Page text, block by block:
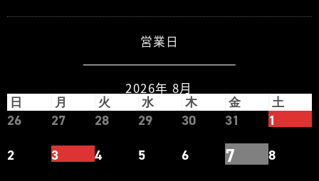
営業日
2026年 8月
日 月 火 水 木 金 土
26 27 28 29 30 31
1
2
3 4 5 6 7
8